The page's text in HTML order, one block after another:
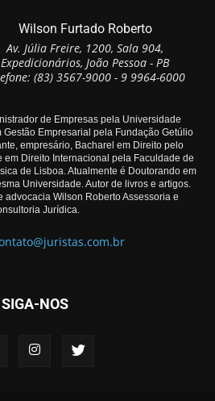
Wilson Furtado Roberto
Av. Júlia Freire, 1200, Sala 904,
Expedicionários, João Pessoa - PB
(83) 3567-9000 - 9 9964-6000
de Empresas pela Universidade
Gestão Empresarial pela Fundação Getúlio
empresário, Bacharel em Direito pelo
em Direito Internacional pela Faculdade de
de Lisboa. Atualmente é Doutorando em
Universidade. Autor de livros e artigos.
advocacia Wilson Roberto Assessoria e
Jurídica.
SIGA-NOS